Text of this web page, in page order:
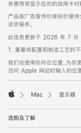
务费用将显示在你的信用卡对
产品按广告宣传价或标价提供
送货服务。
此信息更新于 2026 年 7 月
1. 重量依配置和制造工艺的不
我们会使用你所在位置，为你
访问 Apple 网站时输入的位置
Mac 显示器
选购及了解